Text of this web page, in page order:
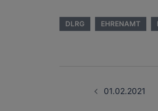
DLRG EHRENAMT
01.02.2021